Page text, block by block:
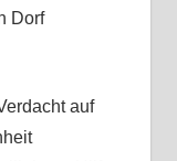
Dorf
auf